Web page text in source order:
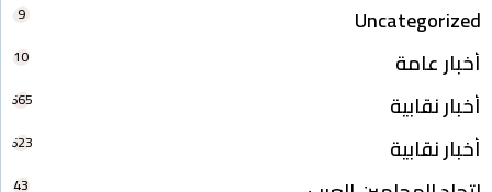
Uncategorized
9
أخبار عامة 10
أخبار نقابية 665
أخبار نقابية 623
43